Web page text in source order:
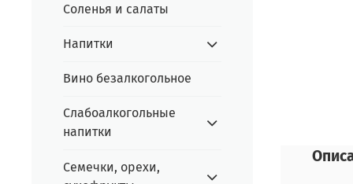
Соленья и салаты
Напитки
Вино безалкогольное
Слабоалкогольные
напитки
Семечки, орехи,